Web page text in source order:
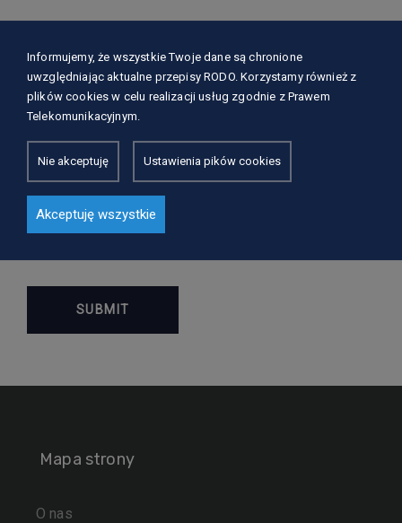
Save my name, email, and website in this browser
Mapa strony
O nas
Informujemy, że wszystkie Twoje dane są chronione
uwzględniając aktualne przepisy RODO. Korzystamy również z
plików cookies w celu realizacji usług zgodnie z Prawem
Telekomunikacyjnym.
Nie akceptuję Ustawienia pików cookies
Akceptuję wszystkie